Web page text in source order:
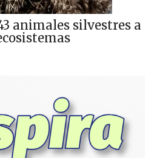
animales silvestres a